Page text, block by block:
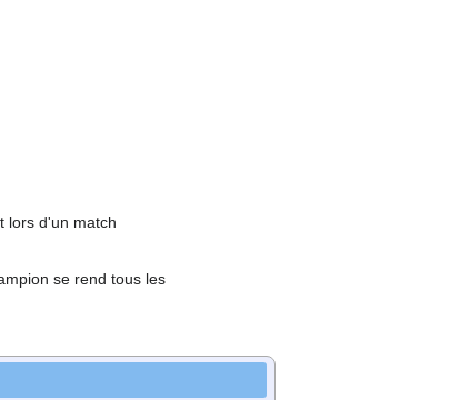
lors d'un match
se rend tous les